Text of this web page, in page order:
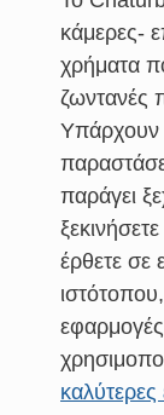
κάμερες-
χρήματα
ζωντανές
Υπάρχουν
παράγει
έρθετε σε